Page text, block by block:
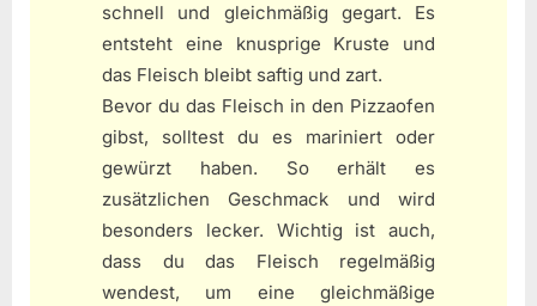
schnell und gleichmäßig gegart. Es
entsteht eine knusprige Kruste und
das Fleisch bleibt saftig und zart.
Bevor du das Fleisch in den Pizzaofen
gibst, solltest du es mariniert oder
gewürzt haben. So erhält es
zusätzlichen Geschmack und wird
besonders lecker. Wichtig ist auch,
dass du das Fleisch regelmäßig
wendest, um eine gleichmäßige